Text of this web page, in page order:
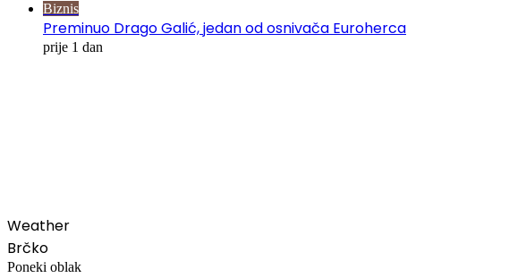
Biznis
Preminuo Drago Galić, jedan od osnivača Euroherca
prije 1 dan
Weather
Brčko
Poneki oblak